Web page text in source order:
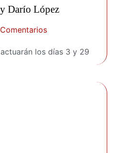
Darío López
los días 3 y 29